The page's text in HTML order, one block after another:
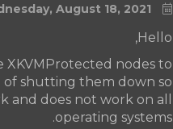
August 18, 2021
Hello,
nodes to
of shutting them down so
and does not work on all
operating systems.